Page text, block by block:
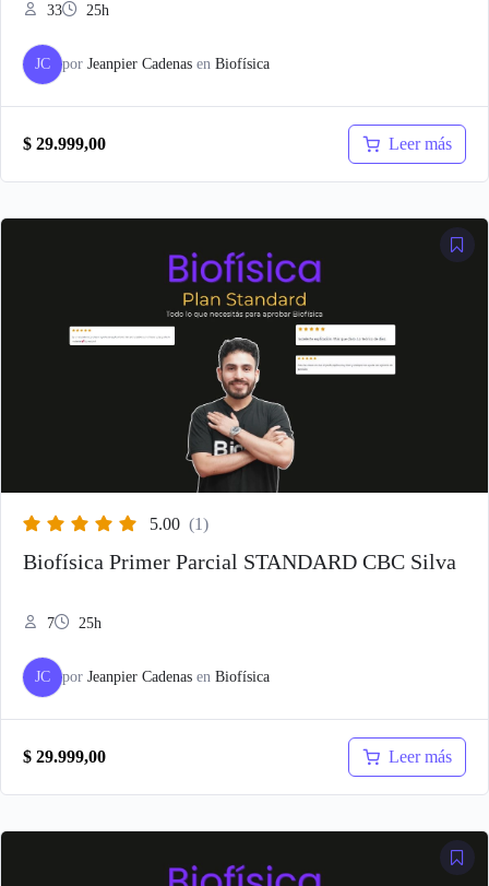
33 25h
JC por Jeanpier Cadenas en Biofísica
$ 29.999,00 Leer más
5.00 (1)
Biofísica Primer Parcial STANDARD CBC Silva
7 25h
JC por Jeanpier Cadenas en Biofísica
$ 29.999,00 Leer más